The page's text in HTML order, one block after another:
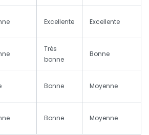
Excellente Excellente
Très
bonne
Bonne
Bonne Moyenne
Bonne Moyenne